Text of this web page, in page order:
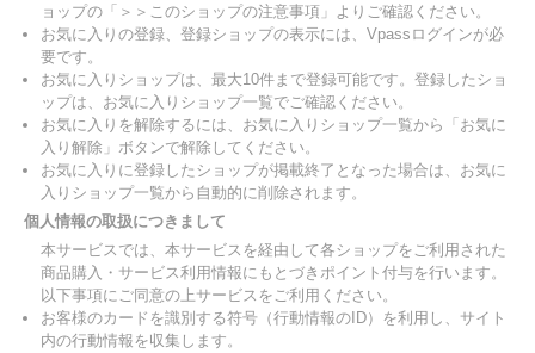
ョップの「＞＞このショップの注意事項」よりご確認ください。
お気に入りの登録、登録ショップの表示には、Vpassログインが必
要です。
お気に入りショップは、最大10件まで登録可能です。登録したショ
ップは、お気に入りショップ一覧でご確認ください。
お気に入りを解除するには、お気に入りショップ一覧から「お気に
入り解除」ボタンで解除してください。
お気に入りに登録したショップが掲載終了となった場合は、お気に
入りショップ一覧から自動的に削除されます。
個人情報の取扱につきまして
本サービスでは、本サービスを経由して各ショップをご利用された
商品購入・サービス利用情報にもとづきポイント付与を行います。
以下事項にご同意の上サービスをご利用ください。
お客様のカードを識別する符号（行動情報のID）を利用し、サイト
内の行動情報を収集します。